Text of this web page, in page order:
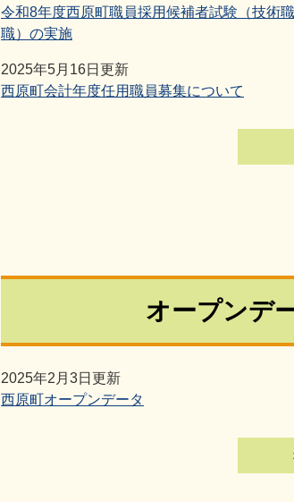
令和8年度西原町職員採用候補者試験（技術
職）の実施
2025年5月16日更新
西原町会計年度任用職員募集について
オープンデ
2025年2月3日更新
西原町オープンデータ